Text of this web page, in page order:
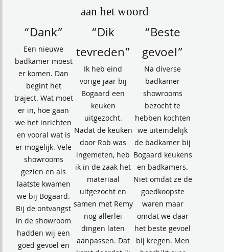
aan het woord
“Dank”
Een nieuwe
badkamer moest
er komen. Dan
begint het
traject. Wat moet
er in, hoe gaan
we het inrichten
en vooral wat is
er mogelijk. Vele
showrooms
gezien en als
laatste kwamen
we bij Bogaard.
Bij de ontvangst
in de showroom
hadden wij een
goed gevoel en
“Dik
tevreden”
Ik heb eind
vorige jaar bij
Bogaard een
keuken
uitgezocht.
Nadat de keuken
door Rob was
ingemeten, heb
ik in de zaak het
materiaal
uitgezocht en
samen met Remy
nog allerlei
dingen laten
aanpassen. Dat
“Beste
gevoel”
Na diverse
badkamer
showrooms
bezocht te
hebben kochten
we uiteindelijk
de badkamer bij
Bogaard keukens
en badkamers.
Niet omdat ze de
goedkoopste
waren maar
omdat we daar
het beste gevoel
bij kregen. Men